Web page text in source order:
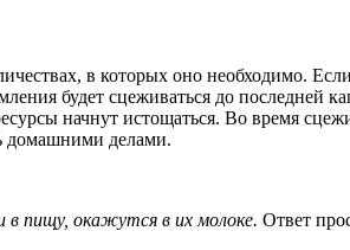
в которых оно необходимо.
будет сцеживаться до последней
начнут истощаться. Во время
домашними делами.
в пищу, окажутся в их молоке. Ответ